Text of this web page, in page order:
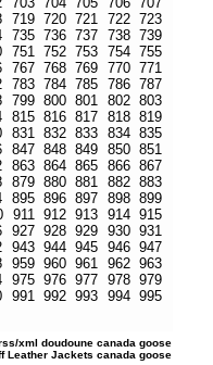
719 720 721 722 723
735 736 737 738 739
751 752 753 754 755
767 768 769 770 771
783 784 785 786 787
799 800 801 802 803
815 816 817 818 819
831 832 833 834 835
847 848 849 850 851
863 864 865 866 867
879 880 881 882 883
895 896 897 898 899
911 912 913 914 915
927 928 929 930 931
943 944 945 946 947
959 960 961 962 963
975 976 977 978 979
991 992 993 994 995
xml doudoune canada goose
Leather Jackets canada goose